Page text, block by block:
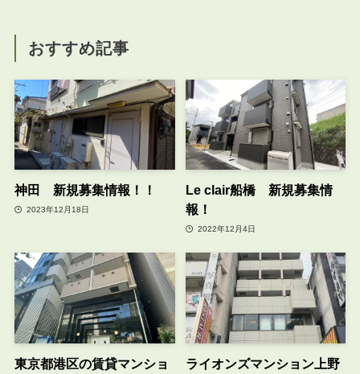
おすすめ記事
神田 新規募集情報！！
2023年12月18日
Le clair船橋 新規募集情
報！
2022年12月4日
東京都港区の賃貸マンショ
ライオンズマンション上野